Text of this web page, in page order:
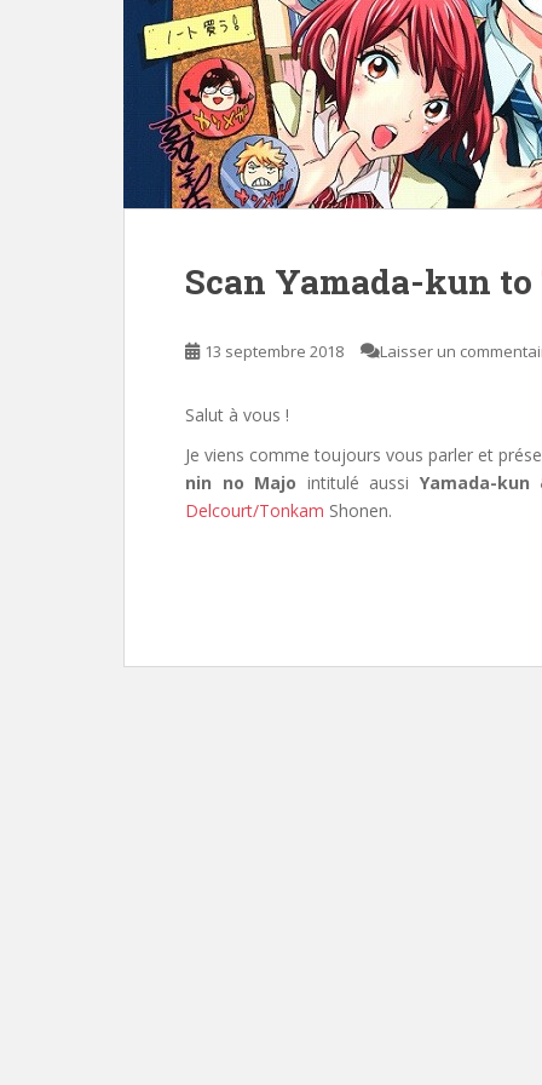
Scan Yamada-kun
13 septembre 2018 Laisser un
Salut à vous !
Je viens comme toujours vous parler et
nin no Majo intitulé aussi Yamada-
Delcourt/Tonkam Shonen.